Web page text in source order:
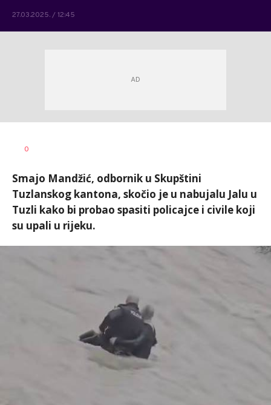
27.03.2025. / 12:45
AUTOR
0
Smajo Mandžić, odbornik u Skupštini
Tuzlanskog kantona, skočio je u nabujalu Jalu u
Tuzli kako bi probao spasiti policajce i civile koji
su upali u rijeku.